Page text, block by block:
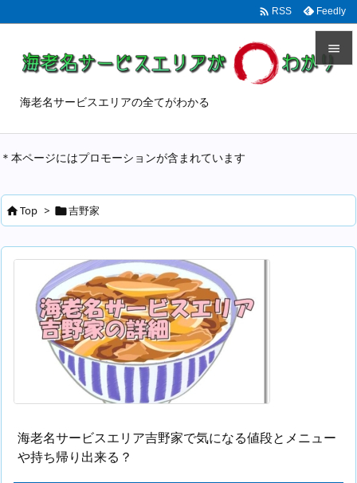

次へ

 RSS Feedly
海老名サービスエリアの全てがわかる
＊本ページにはプロモーションが含まれています
Top > 吉野家
海老名サービスエリア吉野家で気になる値段とメニュー
や持ち帰り出来る？